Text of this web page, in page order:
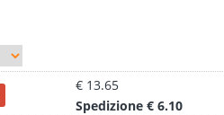
€ 13.65
Spedizione € 6.10